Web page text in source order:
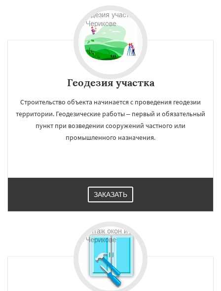
Геодезия участка
Строительство объекта начинается с проведения геодезии
территории. Геодезические работы – первый и обязательный
пункт при возведении сооружений частного или
промышленного назначения.
ЗАКАЗАТЬ